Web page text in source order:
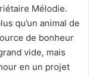
Mélodie.
qu’un animal de
de bonheur
vide, mais
en un projet